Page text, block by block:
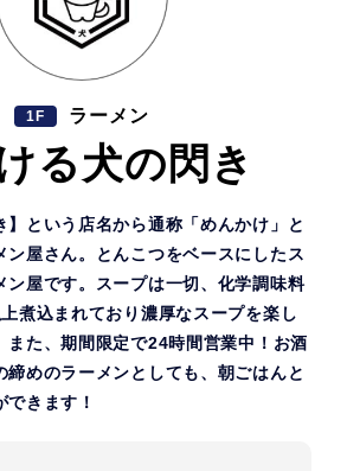
1F ラーメン
る犬の閃き
】という店名から通称「めんかけ」と
ン屋さん。とんこつをベースにしたス
ン屋です。スープは一切、化学調味料
煮込まれており濃厚なスープを楽し
また、期間限定で24時間営業中！お酒
締めのラーメンとしても、朝ごはんと
できます！